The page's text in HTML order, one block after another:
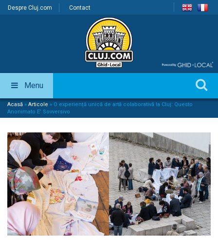
Despre Cluj.com Contact
Menu
Acasă » Articole » O experiență unică de artă colaborativă la Cluj: Questo
Anonimato E’ Sovversivo